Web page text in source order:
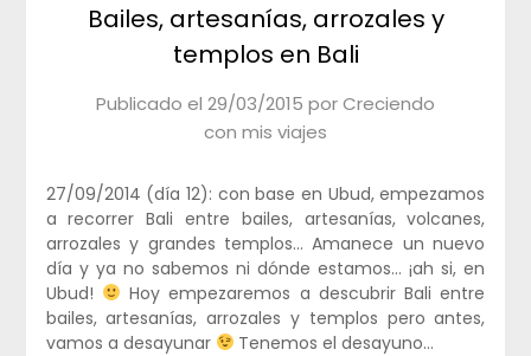
Bailes, artesanías, arrozales y
templos en Bali
Publicado el 29/03/2015 porCreciendo
con mis viajes
27/09/2014 (día 12): con base en Ubud, empezamos
a recorrer Bali entre bailes, artesanías, volcanes,
arrozales y grandes templos… Amanece un nuevo
día y ya no sabemos ni dónde estamos… ¡ah si, en
Ubud!
Hoy empezaremos a descubrir Bali entre
bailes, artesanías, arrozales y templos pero antes,
vamos a desayunar
Tenemos el desayuno…